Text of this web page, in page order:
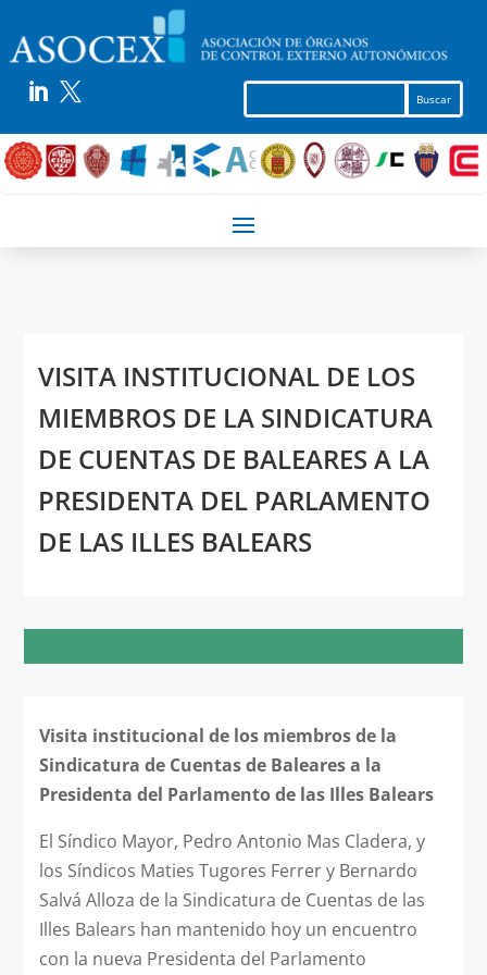
 
VISITA INSTITUCIONAL DE LOS
MIEMBROS DE LA SINDICATURA
DE CUENTAS DE BALEARES A LA
PRESIDENTA DEL PARLAMENTO
DE LAS ILLES BALEARS
Visita institucional de los miembros de la
Sindicatura de Cuentas de Baleares a la
Presidenta del Parlamento de las Illes Balears
El Síndico Mayor, Pedro Antonio Mas Cladera, y
los Síndicos Maties Tugores Ferrer y Bernardo
Salvá Alloza de la Sindicatura de Cuentas de las
Illes Balears han mantenido hoy un encuentro
con la nueva Presidenta del Parlamento